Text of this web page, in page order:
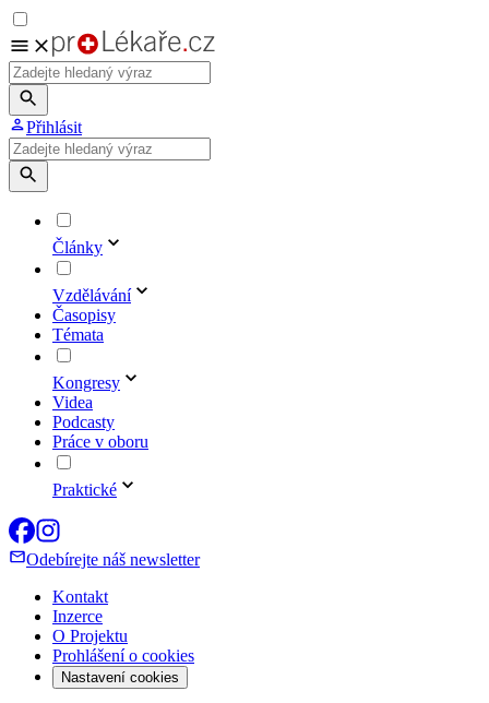
Přihlásit
Články
Vzdělávání
Časopisy
Témata
Kongresy
Videa
Podcasty
Práce v oboru
Praktické
Odebírejte náš newsletter
Kontakt
Inzerce
O Projektu
Prohlášení o cookies
Nastavení cookies